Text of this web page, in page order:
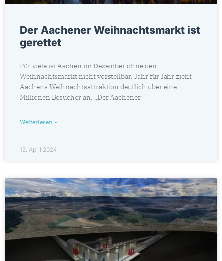
Der Aachener Weihnachtsmarkt ist
gerettet
Für viele ist Aachen im Dezember ohne den
Weihnachtsmarkt nicht vorstellbar. Jahr für Jahr zieht
Aachens Weihnachtsattraktion deutlich über eine
Millionen Besucher an. „Der Aachener
Weiterlesen »
12. April 2024